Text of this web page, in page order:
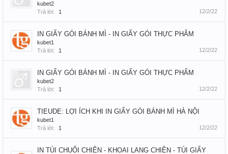
kubet2
Trả lời:
1 12/2/22
IN GIẤY GÓI BÁNH MÌ - IN GIẤY GÓI THỰC PHẨM
kubet1
Trả lời:
1 12/2/22
IN GIẤY GÓI BÁNH MÌ - IN GIẤY GÓI THỰC PHẨM
kubet2
Trả lời:
1 12/2/22
TIEUDE: LỢI ÍCH KHI IN GIẤY GÓI BÁNH MÌ HÀ NỘI
kubet1
Trả lời:
1 12/2/22
IN TÚI CHUỐI CHIÊN - KHOAI LANG CHIÊN - TÚI GIẤY